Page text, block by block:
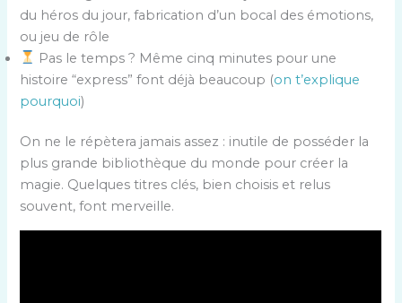
du héros du jour, fabrication d’un bocal des émotions,
ou jeu de rôle
Pas le temps ? Même cinq minutes pour une
histoire “express” font déjà beaucoup (on t’explique
pourquoi)
On ne le répètera jamais assez : inutile de posséder la
plus grande bibliothèque du monde pour créer la
magie. Quelques titres clés, bien choisis et relus
souvent, font merveille.